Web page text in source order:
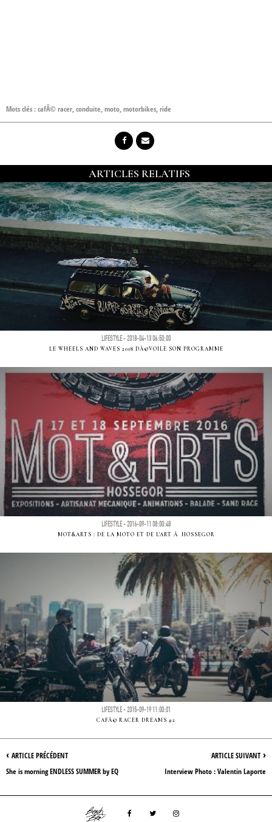
Mots clés :cafÃ© racer,conduite,moto,motorbikes,ride
ARTICLES RELATIFS
LIFESTYLE - 2018-04-13 06:50:00
LE WHEELS AND WAVES 2018 DÃ©VOILE SON PROGRAMME
LIFESTYLE - 2016-09-11 08:00:48
MOT&ARTS : DE LA MOTO ET DE L'ART Ã HOSSEGOR
LIFESTYLE - 2015-09-19 11:00:01
CAFÃ© RACER DREAMS #2
ARTICLE SUIVANT ›
Interview Photo : Valentin Laporte
‹ ARTICLE PRÉCÉDENT
She is morning ENDLESS SUMMER by EQ